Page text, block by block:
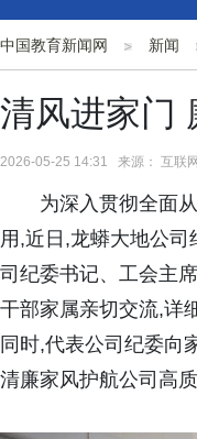
中国教育新闻网 新闻
清风进家门
2026-05-25 14:31 来源： 互联网
为深入贯彻全面
用,近日,龙蟒大地公
司纪委书记、工会主
干部家属亲切交流,详
同时,代表公司纪委向
清廉家风护航公司高质